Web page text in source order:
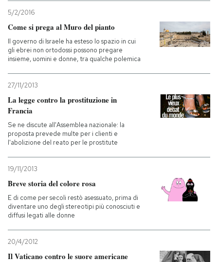
5/2/2016
Come si prega al Muro del pianto
Il governo di Israele ha esteso lo spazio in cui
gli ebrei non ortodossi possono pregare
insieme, uomini e donne, tra qualche polemica
27/11/2013
La legge contro la prostituzione in
Francia
Se ne discute all'Assemblea nazionale: la
proposta prevede multe per i clienti e
l'abolizione del reato per le prostitute
19/11/2013
Breve storia del colore rosa
E di come per secoli restò asessuato, prima di
diventare uno degli stereotipi più conosciuti e
diffusi legati alle donne
20/4/2012
Il Vaticano contro le suore americane